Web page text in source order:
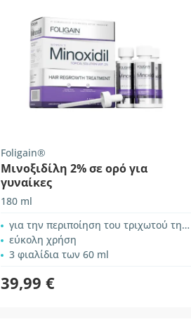
Foligain®
Μινοξιδίλη 2% σε ορό για
γυναίκες
180 ml
για την περιποίηση του τριχωτού της κεφαλής
εύκολη χρήση
3 φιαλίδια των 60 ml
39,99 €